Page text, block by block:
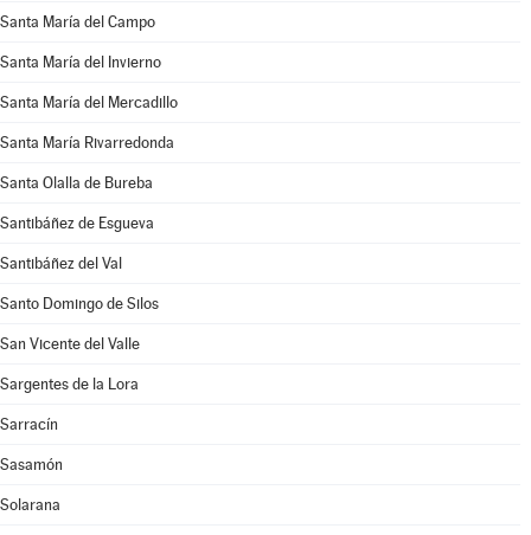
Santa María del Campo
Santa María del Invierno
Santa María del Mercadillo
Santa María Rivarredonda
Santa Olalla de Bureba
Santibáñez de Esgueva
Santibáñez del Val
Santo Domingo de Silos
San Vicente del Valle
Sargentes de la Lora
Sarracín
Sasamón
Solarana